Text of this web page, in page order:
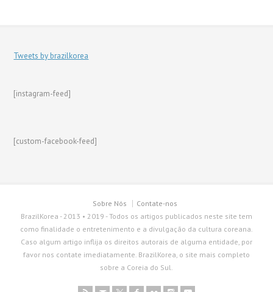
Tweets by brazilkorea
[instagram-feed]
[custom-facebook-feed]
Sobre Nós
Contate-nos
BrazilKorea - 2013 • 2019 - Todos os artigos publicados neste site tem
como finalidade o entretenimento e a divulgação da cultura coreana.
Caso algum artigo inflija os direitos autorais de alguma entidade, por
favor nos contate imediatamente. BrazilKorea, o site mais completo
sobre a Coreia do Sul.